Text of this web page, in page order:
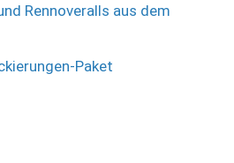
Rennoveralls aus dem
Paket